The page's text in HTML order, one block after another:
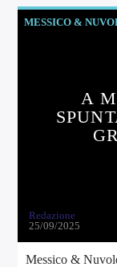
MESSICO &
A
Redazione
25/09/2025
Messico &